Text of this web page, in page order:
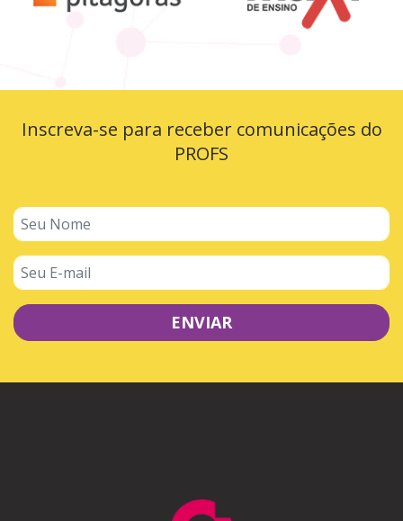
Inscreva-se para receber comunicações do
PROFS